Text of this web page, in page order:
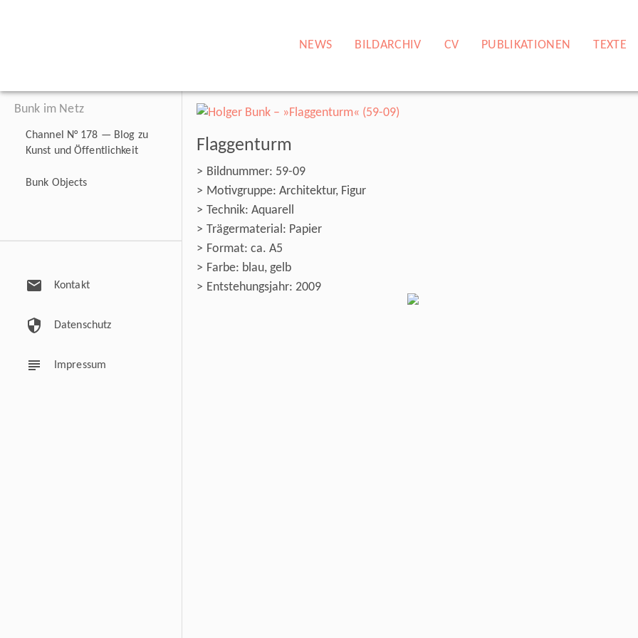
NEWS BILDARCHIV CV PUBLIKATIONEN TEXTE
Bunk im Netz
Channel N° 178 — Blog zu
Kunst und Öffentlichkeit
Bunk Objects
mail Kontakt
security Datenschutz
subject Impressum
Flaggenturm
Bildnummer: 59-09
Motivgruppe: Architektur, Figur
Technik: Aquarell
Trägermaterial: Papier
Format: ca. A5
Farbe: blau, gelb
Entstehungsjahr: 2009